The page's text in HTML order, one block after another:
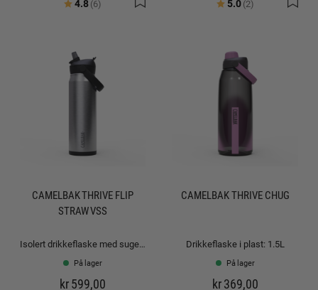
4.8(6) 5.0(2)
CAMELBAK THRIVE FLIP
STRAW VSS
Isolert drikkeflaske med sugerør: 0.75L
På lager
kr 599,00
CAMELBAK THRIVE CHUG
Drikkeflaske i plast: 1.5L
På lager
kr 369,00